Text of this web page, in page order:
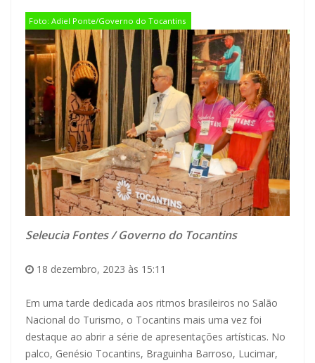
Foto: Adiel Ponte/Governo do Tocantins
Seleucia Fontes / Governo do Tocantins
18 dezembro, 2023 às 15:11
Em uma tarde dedicada aos ritmos brasileiros no Salão
Nacional do Turismo, o Tocantins mais uma vez foi
destaque ao abrir a série de apresentações artísticas. No
palco, Genésio Tocantins, Braguinha Barroso, Lucimar,